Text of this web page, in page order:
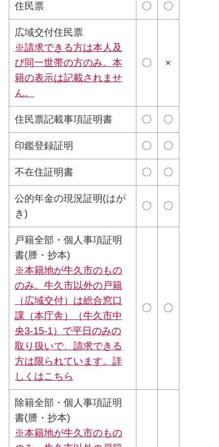
住民票 〇 〇
広域交付住民票
※請求できる方は本人及
び同一世帯の方のみ。本
籍の表示は記載されませ
ん。
〇 ×
住民票記載事項証明書 〇 〇
印鑑登録証明 〇 〇
不在住証明書 〇 〇
公的年金の現況証明(はが
き)
〇 〇
戸籍全部・個人事項証明
書(謄・抄本)
※本籍地が牛久市のもの
のみ。牛久市以外の戸籍
（広域交付）は総合窓口
課（本庁舎）（牛久市中
央3-15-1）で平日のみの
取り扱いで、請求できる
方は限られています。詳
しくはこちら
〇 〇
除籍全部・個人事項証明
書(謄・抄本)
※本籍地が牛久市のもの